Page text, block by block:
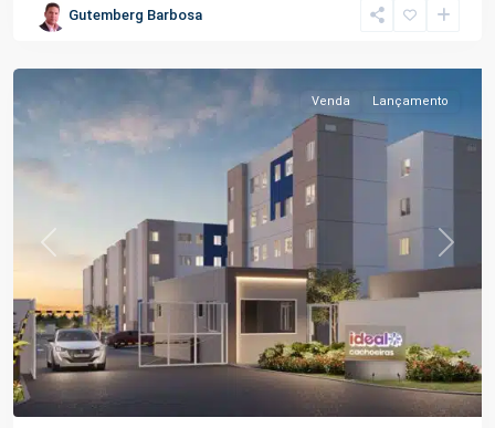
Gutemberg Barbosa
Açu ,
Previous Next
Venda Lançamento